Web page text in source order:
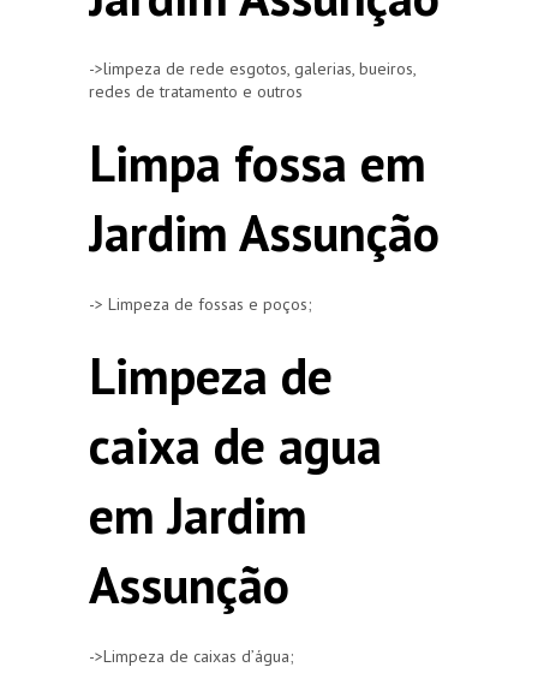
->limpeza de rede esgotos, galerias, bueiros,
redes de tratamento e outros
Limpa fossa em
Jardim Assunção
-> Limpeza de fossas e poços;
Limpeza de
caixa de agua
em Jardim
Assunção
->Limpeza de caixas d’água;